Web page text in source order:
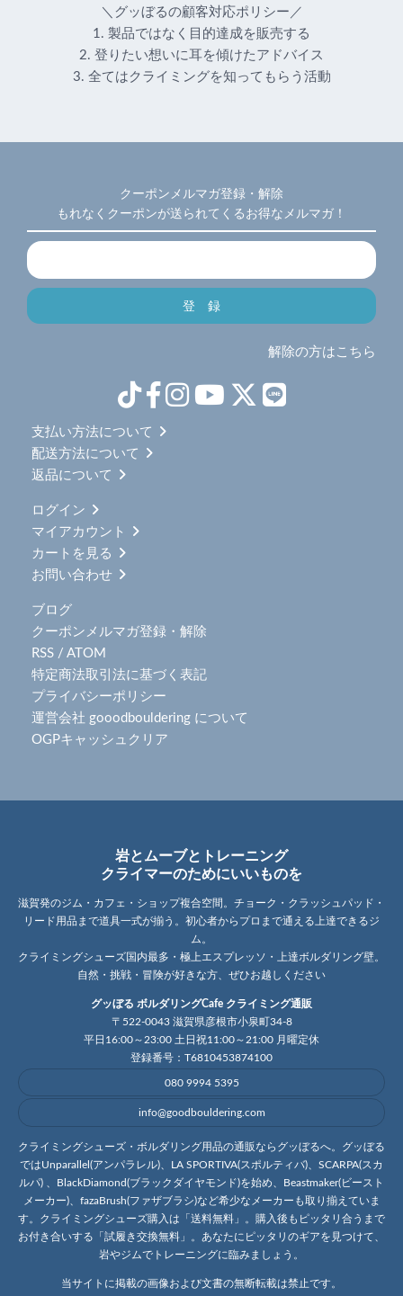
＼グッぼるの顧客対応ポリシー／
1. 製品ではなく目的達成を販売する
2. 登りたい想いに耳を傾けたアドバイス
3. 全てはクライミングを知ってもらう活動
クーポンメルマガ登録・解除
もれなくクーポンが送られてくるお得なメルマガ！
解除の方はこちら
支払い方法について
配送方法について
返品について
ログイン
マイアカウント
カートを見る
お問い合わせ
ブログ
クーポンメルマガ登録・解除
RSS / ATOM
特定商法取引法に基づく表記
プライバシーポリシー
運営会社 gooodbouldering について
OGPキャッシュクリア
岩とムーブとトレーニング
クライマーのためにいいものを
滋賀発のジム・カフェ・ショップ複合空間。チョーク・クラッシュパッド・
リード用品まで道具一式が揃う。初心者からプロまで通える上達できるジ
ム。
クライミングシューズ国内最多・極上エスプレッソ・上達ボルダリング壁。
自然・挑戦・冒険が好きな方、ぜひお越しください
グッぼる ボルダリングCafe クライミング通販
〒522-0043 滋賀県彦根市小泉町34-8
平日16:00～23:00 土日祝11:00～21:00 月曜定休
登録番号：T6810453874100
080 9994 5395
info@goodbouldering.com
クライミングシューズ・ボルダリング用品の通販ならグッぼるへ。グッぼる
ではUnparallel(アンパラレル)、LA SPORTIVA(スポルティバ)、SCARPA(スカ
ルパ) 、BlackDiamond(ブラックダイヤモンド)を始め、Beastmaker(ビースト
メーカー)、fazaBrush(ファザブラシ)など希少なメーカーも取り揃えていま
す。クライミングシューズ購入は「送料無料」。購入後もピッタリ合うまで
お付き合いする「試履き交換無料」。あなたにピッタリのギアを見つけて、
岩やジムでトレーニングに臨みましょう。
当サイトに掲載の画像および文書の無断転載は禁止です。